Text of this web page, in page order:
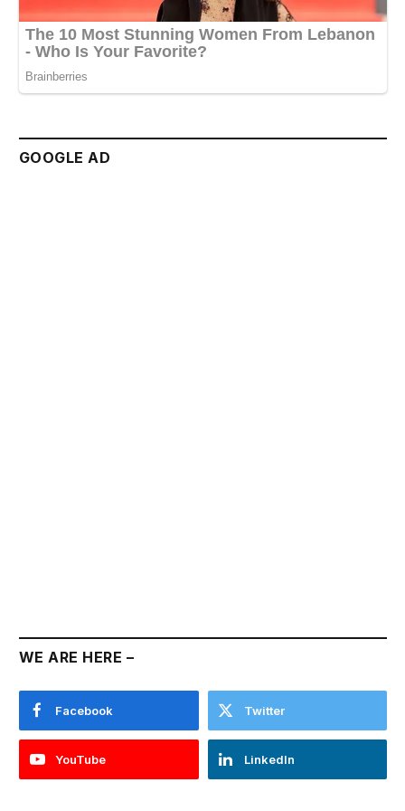
GOOGLE AD
WE ARE HERE –
Facebook Twitter
YouTube LinkedIn